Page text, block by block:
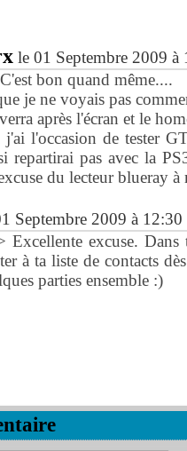
le 01 Septembre 2009 à
bon quand même....
je ne voyais pas
après l'écran et le
j'ai l'occasion de tester
repartirai pas avec la
du lecteur blueray à
Septembre 2009 à 12:30
Excellente excuse. Dans
à ta liste de contacts
parties ensemble :)